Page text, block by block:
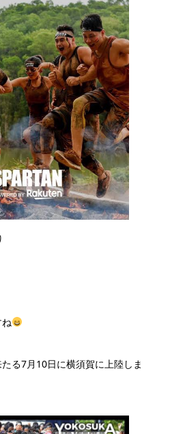
ね
る7月10日に横須賀に上陸しま